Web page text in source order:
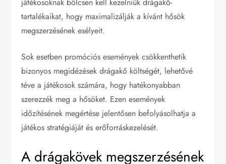
tartalékaikat, hogy maximalizálják a kívánt hősök
megszerzésének esélyeit.
Sok esetben promóciós események csökkenthetik
bizonyos megidézések drágakő költségét, lehetővé
téve a játékosok számára, hogy hatékonyabban
szerezzék meg a hősöket. Ezen események
időzítésének megértése jelentősen befolyásolhatja a
játékos stratégiáját és erőforráskezelését.
A drágakövek megszerzésének